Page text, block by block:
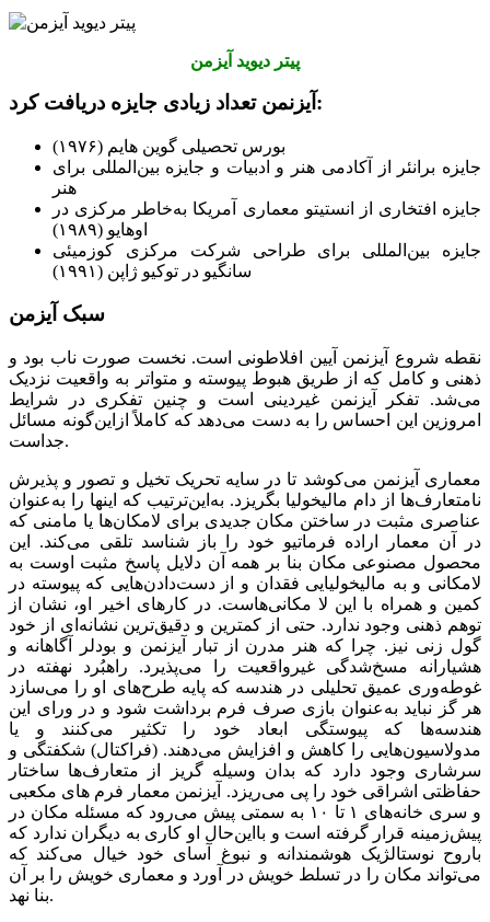
پیتر دیوید آیزمن
آیزنمن تعداد زیادی جایزه دریافت کرد:
بورس تحصیلی گوین هایم (۱۹۷۶)
جایزه برانئر از آکادمی هنر و ادبیات و جایزه بین‌المللی برای
هنر
جایزه افتخاری از انستیتو معماری آمریکا به‌خاطر مرکزی در
اوهایو (۱۹۸۹)
جایزه بین‌المللی برای طراحی شرکت مرکزی کوزمیئی
سانگیو در توکیو ژاپن (۱۹۹۱)
سبک آیزمن
نقطه شروع آیزنمن آیین افلاطونی است. نخست صورت ناب بود و
ذهنی و کامل که از طریق هبوط پیوسته و متواتر به واقعیت نزدیک
می‌شد. تفکر آیزنمن غیردینی است و چنین تفکری در شرایط
امروزین این احساس را به دست می‌دهد که کاملاً ازاین‌گونه مسائل
جداست.
معماری آیزنمن می‌کوشد تا در سایه تحریک تخیل و تصور و پذیرش
نامتعارف‌ها از دام مالیخولیا بگریزد. به‌این‌ترتیب که اینها را به‌عنوان
عناصری مثبت در ساختن مکان جدیدی برای لامکان‌ها یا مامنی که
در آن معمار اراده فرماتیو خود را باز شناسد تلقی می‌کند. این
محصول مصنوعی مکان بنا بر همه آن دلایل پاسخ مثبت اوست به
لامکانی و به مالیخولیایی فقدان و از دست‌دادن‌هایی که پیوسته در
کمین و همراه با این لا مکانی‌هاست. در کارهای اخیر او، نشان از
توهم ذهنی وجود ندارد. حتی از کمترین و دقیق‌ترین نشانه‌ای از خود
گول زنی نیز. چرا که هنر مدرن از تبار آیزنمن و بودلر آگاهانه و
هشیارانه مسخ‌شدگی غیرواقعیت را می‌پذیرد. راهبُرد نهفته در
غوطه‌وری عمیق تحلیلی در هندسه که پایه طرح‌های او را می‌سازد
هر گز نباید به‌عنوان بازی صرف فرم برداشت شود و در ورای این
هندسه‌ها که پیوستگی ابعاد خود را تکثیر می‌کنند و یا
مدولاسیون‌هایی را کاهش و افزایش می‌دهند. (فراکتال) شکفتگی و
سرشاری وجود دارد که بدان وسیله گریز از متعارف‌ها ساختار
حفاظتی اشراقی خود را پی می‌ریزد. آیزنمن معمار فرم های مکعبی
و سری خانه‌های ۱ تا ۱۰ به سمتی پیش می‌رود که مسئله مکان در
پیش‌زمینه قرار گرفته است و بااین‌حال او کاری به دیگران ندارد که
باروح نوستالژیک هوشمندانه و نبوغ آسای خود خیال می‌کند که
می‌تواند مکان را در تسلط خویش در آورد و معماری خویش را بر آن
بنا نهد.